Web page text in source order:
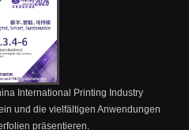
International Printing Industry
und die vielfältigen Anwendungen
präsentieren.